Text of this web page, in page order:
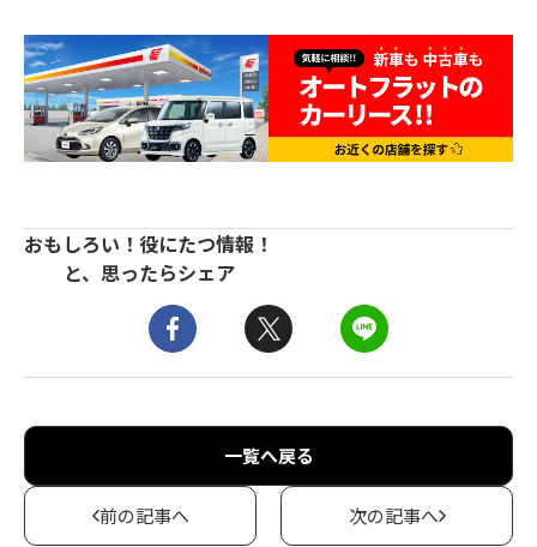
おもしろい！役にたつ情報！
と、思ったらシェア
一覧へ戻る
前の記事へ 次の記事へ